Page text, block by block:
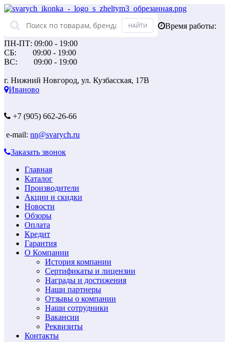
Время работы:
ПН-ПТ: 09:00 - 19:00
СБ: 09:00 - 19:00
ВС: 09:00 - 19:00
г. Нижний Новгород, ул. Кузбасская, 17В
Иваново
+7 (905) 662-26-66
e-mail: nn@svarych.ru
Заказать звонок
Главная
Каталог
Производители
Акции и скидки
Новости
Обзоры
Оплата
Кредит
Гарантия
О Компании
История компании
Сертификаты и лицензии
Награды и достижения
Наши партнеры
Отзывы о компании
Наши сотрудники
Вакансии
Реквизиты
Контакты